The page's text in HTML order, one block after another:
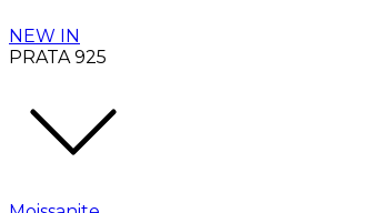
NEW IN
PRATA 925